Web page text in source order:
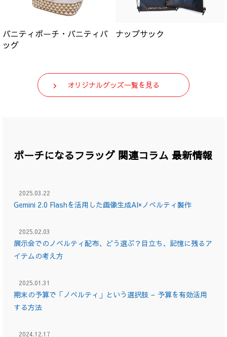
バニティポーチ・バニティバ
ッグ
ナップサック
オリジナルグッズ一覧を見る
ポーチになるフラッグ 関連コラム 最新情報
2025.03.22
Gemini 2.0 Flashを活用した画像生成AI×ノベルティ製作
2025.02.03
展示会でのノベルティ配布、どう選ぶ？目立ち、記憶に残るア
イテムの考え方
2025.01.31
期末の予算で「ノベルティ」という選択肢 – 予算を有効活用
する方法
2024.12.17